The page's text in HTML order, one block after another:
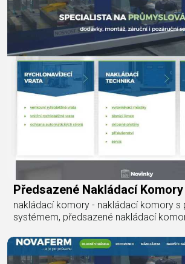
Předsazené Nakládací Komory
nakládací komory - nakládací komory s
systémem, předsazené nakládací